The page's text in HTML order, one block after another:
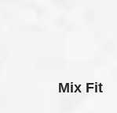
Mix Fit